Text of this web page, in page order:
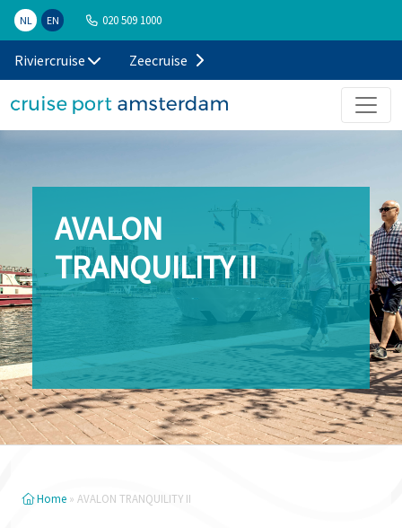
NL EN 020 509 1000
Riviercruise Zeecruise
AVALON
TRANQUILITY II
Home » AVALON TRANQUILITY II